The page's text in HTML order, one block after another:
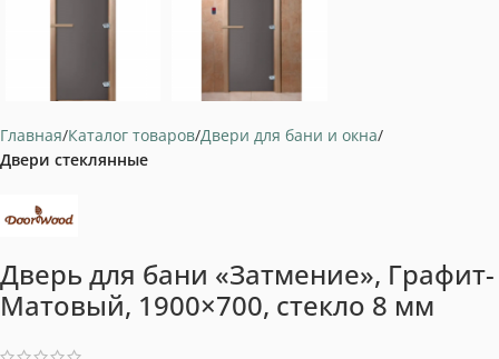
Главная Каталог товаров Двери для бани и окна
Двери стеклянные
Дверь для бани «Затмение», Графит-
Матовый, 1900×700, стекло 8 мм